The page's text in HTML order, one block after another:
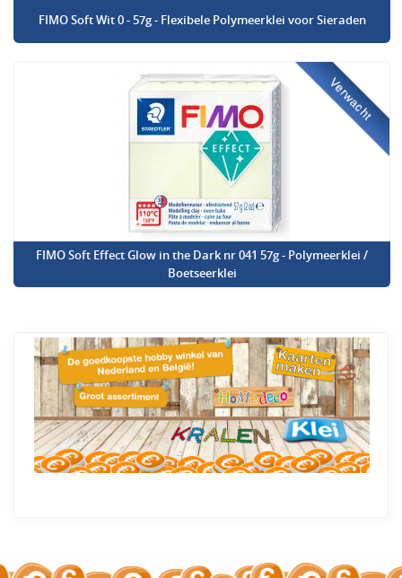
FIMO Soft Wit 0 - 57g - Flexibele Polymeerklei voor Sieraden
Verwacht
FIMO Soft Effect Glow in the Dark nr 041 57g - Polymeerklei /
Boetseerklei